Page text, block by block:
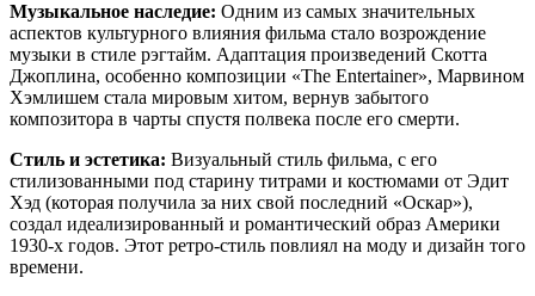
Музыкальное наследие: Одним из самых значительных
аспектов культурного влияния фильма стало возрождение
музыки в стиле рэгтайм. Адаптация произведений Скотта
Джоплина, особенно композиции «The Entertainer», Марвином
Хэмлишем стала мировым хитом, вернув забытого
композитора в чарты спустя полвека после его смерти.
Стиль и эстетика: Визуальный стиль фильма, с его
стилизованными под старину титрами и костюмами от Эдит
Хэд (которая получила за них свой последний «Оскар»),
создал идеализированный и романтический образ Америки
1930-х годов. Этот ретро-стиль повлиял на моду и дизайн того
времени.